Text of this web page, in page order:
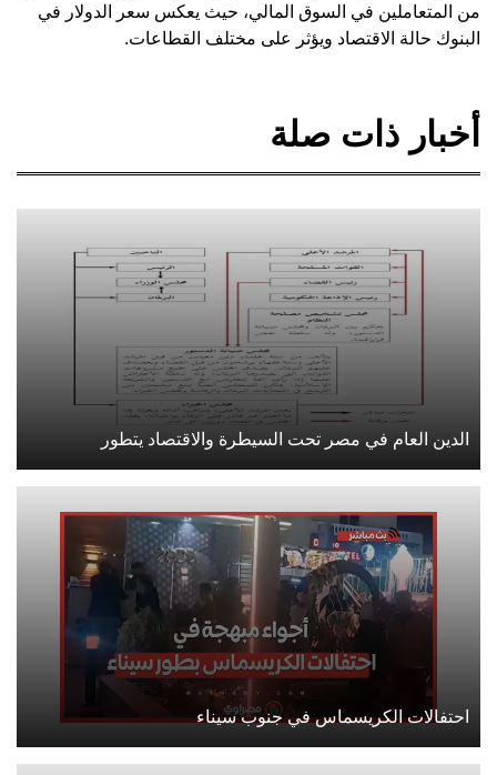
من المتعاملين في السوق المالي، حيث يعكس سعر الدولار في
البنوك حالة الاقتصاد ويؤثر على مختلف القطاعات.
أخبار ذات صلة
الدين العام في مصر تحت السيطرة والاقتصاد يتطور
احتفالات الكريسماس في جنوب سيناء